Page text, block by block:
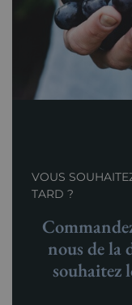
VOUS
TARD ?
nous de la
souhaitez